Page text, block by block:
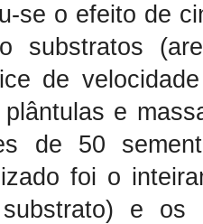
se o efeito de
substratos
de
e
de 50
foi o
e os